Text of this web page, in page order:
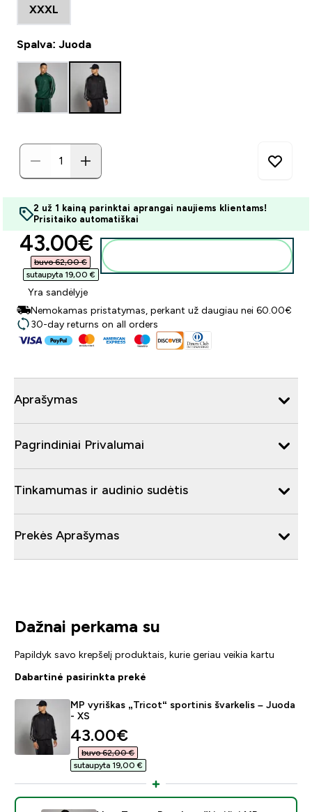
XXXL
Spalva: Juoda
2 už 1 kainą parinktai aprangai naujiems klientams!
Prisitaiko automatiškai
discounted price
43.00€‎
buvo 62,00 €‎
sutaupyta 19,00 €‎
Yra sandėlyje
Nemokamas pristatymas, perkant už daugiau nei 60.00€
30-day returns on all orders
Aprašymas
Pagrindiniai Privalumai
Tinkamumas ir audinio sudėtis
Prekės Aprašymas
Dažnai perkama su
Papildyk savo krepšelį produktais, kurie geriau veikia kartu
Dabartinė pasirinkta prekė
MP vyriškas „Tricot“ sportinis švarkelis – Juoda
- XS
discounted price
43.00€‎
buvo 62,00 €‎
sutaupyta 19,00 €‎